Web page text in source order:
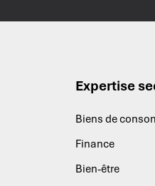
Expertise
Biens de
Finance
Bien-être